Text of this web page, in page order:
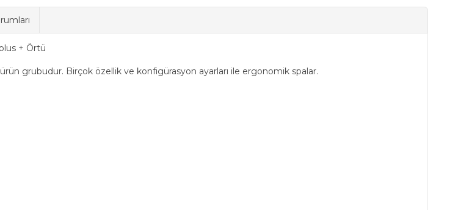
+ Örtü
grubudur. Birçok özellik ve konfigürasyon ayarları ile ergonomik spalar.